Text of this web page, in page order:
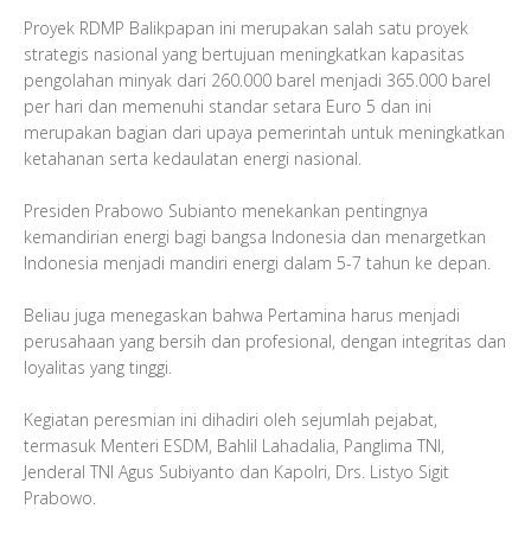
Proyek RDMP Balikpapan ini merupakan salah satu proyek
strategis nasional yang bertujuan meningkatkan kapasitas
pengolahan minyak dari 260.000 barel menjadi 365.000 barel
per hari dan memenuhi standar setara Euro 5 dan ini
merupakan bagian dari upaya pemerintah untuk meningkatkan
ketahanan serta kedaulatan energi nasional.
Presiden Prabowo Subianto menekankan pentingnya
kemandirian energi bagi bangsa Indonesia dan menargetkan
Indonesia menjadi mandiri energi dalam 5-7 tahun ke depan.
Beliau juga menegaskan bahwa Pertamina harus menjadi
perusahaan yang bersih dan profesional, dengan integritas dan
loyalitas yang tinggi.
Kegiatan peresmian ini dihadiri oleh sejumlah pejabat,
termasuk Menteri ESDM, Bahlil Lahadalia, Panglima TNI,
Jenderal TNI Agus Subiyanto dan Kapolri, Drs. Listyo Sigit
Prabowo.